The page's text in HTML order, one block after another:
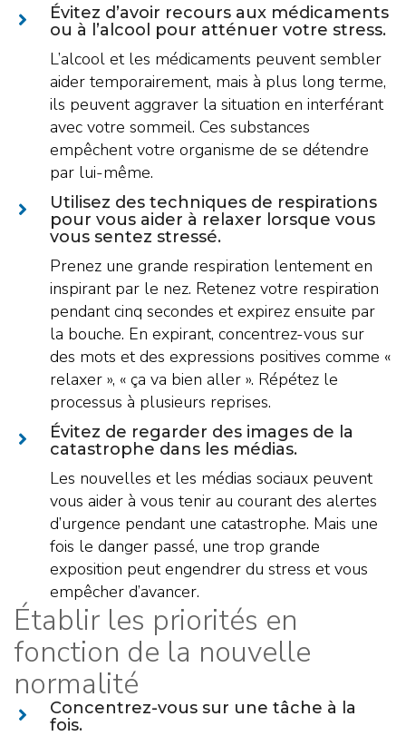
Évitez d’avoir recours aux médicaments
ou à l’alcool pour atténuer votre stress.
L’alcool et les médicaments peuvent sembler
aider temporairement, mais à plus long terme,
ils peuvent aggraver la situation en interférant
avec votre sommeil. Ces substances
empêchent votre organisme de se détendre
par lui-même.
Utilisez des techniques de respirations
pour vous aider à relaxer lorsque vous
vous sentez stressé.
Prenez une grande respiration lentement en
inspirant par le nez. Retenez votre respiration
pendant cinq secondes et expirez ensuite par
la bouche. En expirant, concentrez-vous sur
des mots et des expressions positives comme «
relaxer », « ça va bien aller ». Répétez le
processus à plusieurs reprises.
Évitez de regarder des images de la
catastrophe dans les médias.
Les nouvelles et les médias sociaux peuvent
vous aider à vous tenir au courant des alertes
d’urgence pendant une catastrophe. Mais une
fois le danger passé, une trop grande
exposition peut engendrer du stress et vous
empêcher d’avancer.
Établir les priorités en
fonction de la nouvelle
normalité
Concentrez-vous sur une tâche à la
fois.